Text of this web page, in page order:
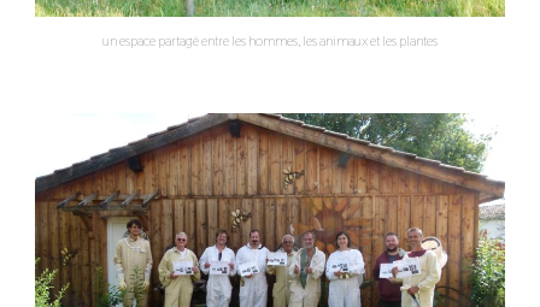
un espace partagé entre les hommes, les animaux et les plantes